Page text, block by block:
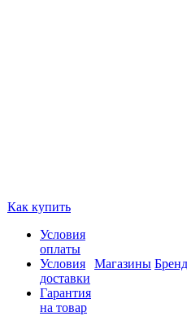
Как купить
Условия
оплаты
Условия
доставки
Гарантия
на товар
Магазины